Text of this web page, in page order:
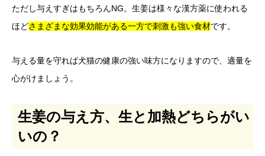
ただし与えすぎはもちろんNG。生姜は様々な漢方薬に使われる
ほどさまざまな効果効能がある一方で刺激も強い食材です。
与える量を守れば犬猫の健康の強い味方になりますので、適量を
心がけましょう。
生姜の与え方、生と加熱どちらがい
いの？